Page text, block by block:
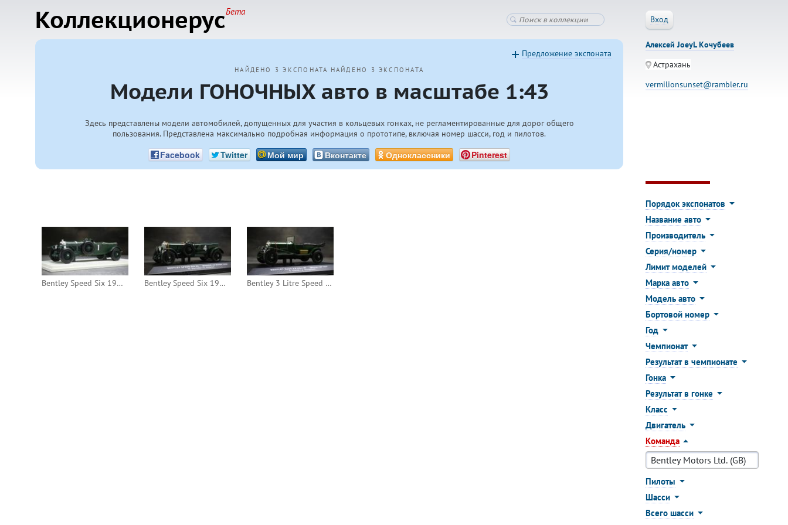
КоллекционерусБета
Вход
НАЙДЕНО 3 ЭКСПОНАТА НАЙДЕНО 3 ЭКСПОНАТА
Модели ГОНОЧНЫХ авто в масштабе 1:43
Здесь представлены модели автомобилей, допущенных для участия в кольцевых гонках, не регламентированные для дорог общего
пользования. Представлена максимально подробная информация о прототипе, включая номер шасси, год и пилотов.
Facebook Twitter Мой мир Вконтакте Одноклассники Pinterest
Предложение экспоната
Алексей JoeyL Кочубеев
Астрахань
vermilionsunset@rambler.ru
Bentley Speed Six 1929 24h Le Mans #1 (Spark) Bentley Speed Six 1930 24h Le Mans #4 (IXO) Bentley 3 Litre Speed 1927 24h Le Mans #3 (IXO)
Порядок экспонатов
Название авто
Производитель
Серия/номер
Лимит моделей
Марка авто
Модель авто
Бортовой номер
Год
Чемпионат
Результат в чемпионате
Гонка
Результат в гонке
Класс
Двигатель
Команда
Пилоты
Шасси
Всего шасси